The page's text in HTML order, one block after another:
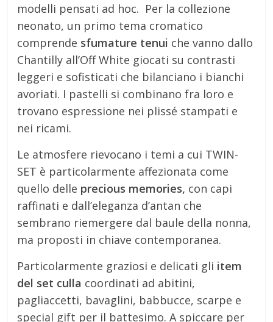
modelli pensati ad hoc. Per la collezione
neonato, un primo tema cromatico
comprende sfumature tenui che vanno dallo
Chantilly all’Off White giocati su contrasti
leggeri e sofisticati che bilanciano i bianchi
avoriati. I pastelli si combinano fra loro e
trovano espressione nei plissé stampati e
nei ricami.
Le atmosfere rievocano i temi a cui TWIN-
SET è particolarmente affezionata come
quello delle precious memories, con capi
raffinati e dall’eleganza d’antan che
sembrano riemergere dal baule della nonna,
ma proposti in chiave contemporanea.
Particolarmente graziosi e delicati gli item
del set culla coordinati ad abitini,
pagliaccetti, bavaglini, babbucce, scarpe e
special gift per il battesimo. A spiccare per